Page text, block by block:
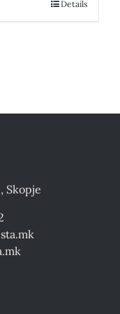
Details
Skopje